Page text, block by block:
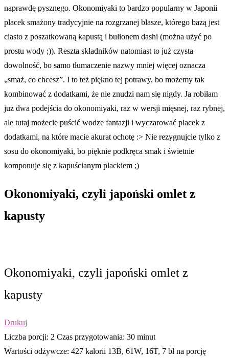
naprawdę pysznego. Okonomiyaki to bardzo popularny w Japonii
placek smażony tradycyjnie na rozgrzanej blasze, którego bazą jest
ciasto z poszatkowaną kapustą i bulionem dashi (można użyć po
prostu wody ;)). Reszta składników natomiast to już czysta
dowolność, bo samo tłumaczenie nazwy mniej więcej oznacza
„smaż, co chcesz”. I to też piękno tej potrawy, bo możemy tak
kombinować z dodatkami, że nie znudzi nam się nigdy. Ja robiłam
już dwa podejścia do okonomiyaki, raz w wersji mięsnej, raz rybnej,
ale tutaj możecie puścić wodze fantazji i wyczarować placek z
dodatkami, na które macie akurat ochotę :> Nie rezygnujcie tylko z
sosu do okonomiyaki, bo pięknie podkręca smak i świetnie
komponuje się z kapuścianym plackiem ;)
Okonomiyaki, czyli japoński omlet z
kapusty
Okonomiyaki, czyli japoński omlet z
kapusty
Drukuj
Liczba porcji: 2 Czas przygotowania: 30 minut
Wartości odżywcze: 427 kalorii 13B, 61W, 16T, 7 bł na porcję